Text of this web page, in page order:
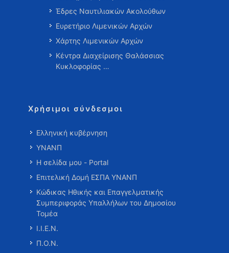
Έδρες Ναυτιλιακών Ακολούθων
Ευρετήριο Λιμενικών Αρχών
Χάρτης Λιμενικών Αρχών
Κέντρα Διαχείρισης Θαλάσσιας
Κυκλοφορίας …
Χρήσιμοι σύνδεσμοι
Ελληνική κυβέρνηση
ΥΝΑΝΠ
Η σελίδα μου - Portal
Επιτελική Δομή ΕΣΠΑ ΥΝΑΝΠ
Κώδικας Ηθικής και Επαγγελματικής
Συμπεριφοράς Υπαλλήλων του Δημοσίου
Τομέα
Ι.Ι.Ε.Ν.
Π.Ο.Ν.